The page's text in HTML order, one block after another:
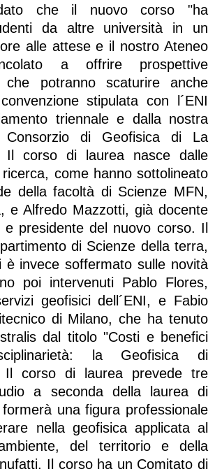
che il nuovo corso "ha
da altre università in un
alle attese e il nostro Ateneo
a offrire prospettive
che potranno scaturire anche
stipulata con l´ENI
triennale e dalla nostra
Consorzio di Geofisica di La
Il corso di laurea nasce dalle
come hanno sottolineato
della facoltà di Scienze MFN,
e Alfredo Mazzotti, già docente
e presidente del nuovo corso. Il
di Scienze della terra,
è invece soffermato sulle novità
poi intervenuti Pablo Flores,
geofisici dell´ENI, e Fabio
di Milano, che ha tenuto
dal titolo "Costi e benefici
la Geofisica di
Il corso di laurea prevede tre
a seconda della laurea di
una figura professionale
nella geofisica applicata al
del territorio e della
Il corso ha un Comitato di